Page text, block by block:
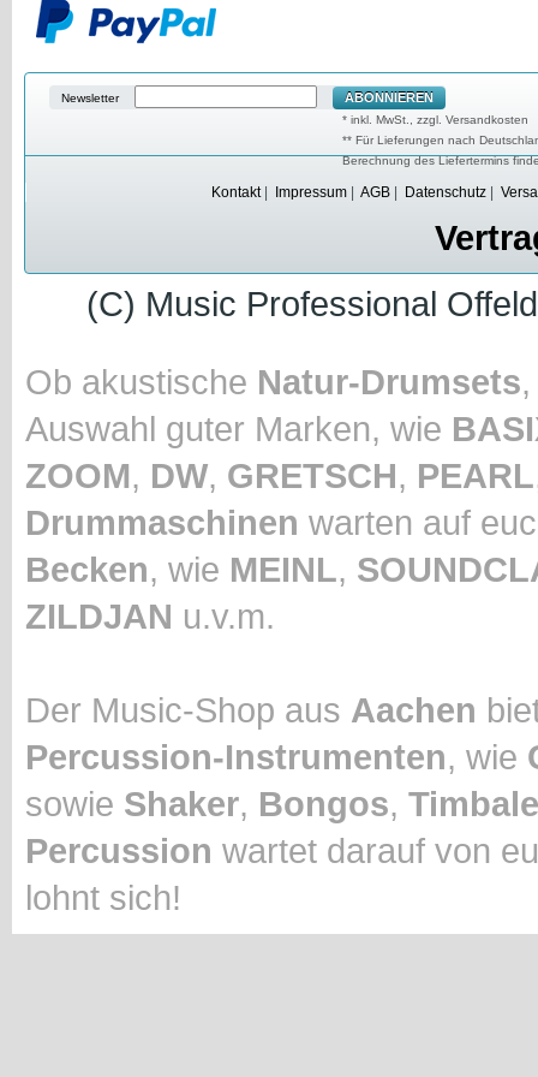
Newsletter ABONNIEREN
* inkl. MwSt., zzgl. Versandkosten
** Für Lieferungen nach
Berechnung des Liefertermins
Kontakt| Impressum | AGB | Datenschutz |
(C) Music Professional
Ob akustische Natur-Drumsets
Auswahl guter Marken, wie
ZOOM, DW, GRETSCH, PEARL
Drummaschinen warten auf
Becken, wie MEINL,
ZILDJAN u.v.m.
Der Music-Shop aus Aachen
Percussion-Instrumenten, wie
sowie Shaker, Bongos,
Percussion wartet darauf von
lohnt sich!